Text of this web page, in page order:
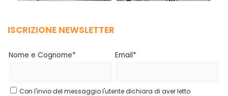
ISCRIZIONE NEWSLETTER
Nome e Cognome* Email*
Con l'invio del messaggio l'utente dichiara di aver letto